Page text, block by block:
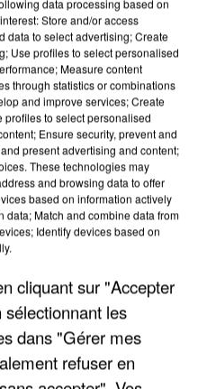
data processing based on
Store and/or access
data to select advertising; Create
Use profiles to select personalised
Measure content
through statistics or combinations
and improve services; Create
to select personalised
Ensure security, prevent and
present advertising and content;
These technologies may
and browsing data to offer
based on information actively
Match and combine data from
Identify devices based on
cliquant sur "Accepter
les
dans "Gérer mes
refuser en